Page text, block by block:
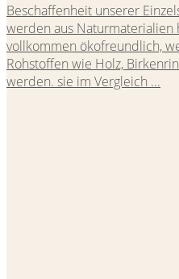
Beschaffenheit unserer
werden aus Naturmaterialien
vollkommen ökofreundlich,
Rohstoffen wie Holz,
werden. sie im Vergleich ...